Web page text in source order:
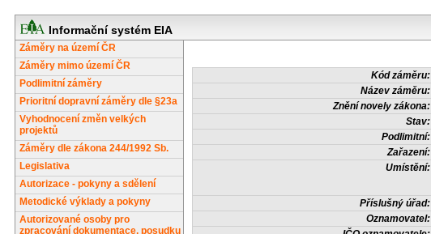
Informační systém EIA
Záměry na území ČR
Záměry mimo území ČR
Podlimitní záměry
Prioritní dopravní záměry dle §23a
Vyhodnocení změn velkých
projektů
Záměry dle zákona 244/1992 Sb.
Legislativa
Autorizace - pokyny a sdělení
Metodické výklady a pokyny
Autorizované osoby pro
zpracování dokumentace, posudku
Kód záměru:
Název záměru:
Znění novely zákona:
Stav:
Podlimitní:
Zařazení:
Umístění:
Příslušný úřad:
Oznamovatel: